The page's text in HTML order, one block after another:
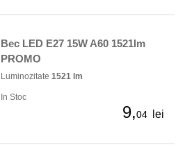
Bec LED E27 15W A60 1521lm
PROMO
Luminozitate 1521 lm
In Stoc
9,04 lei